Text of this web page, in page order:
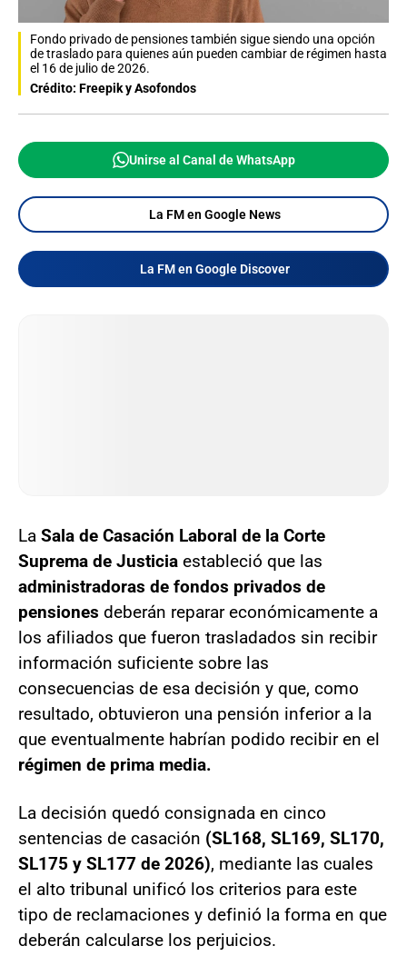
Fondo privado de pensiones también sigue siendo una opción
de traslado para quienes aún pueden cambiar de régimen hasta
el 16 de julio de 2026.
Crédito: Freepik y Asofondos
Unirse al Canal de WhatsApp
La FM en Google News
La FM en Google Discover
La Sala de Casación Laboral de la Corte
Suprema de Justicia estableció que las
administradoras de fondos privados de
pensiones deberán reparar económicamente a
los afiliados que fueron trasladados sin recibir
información suficiente sobre las
consecuencias de esa decisión y que, como
resultado, obtuvieron una pensión inferior a la
que eventualmente habrían podido recibir en el
régimen de prima media.
La decisión quedó consignada en cinco
sentencias de casación (SL168, SL169, SL170,
SL175 y SL177 de 2026), mediante las cuales
el alto tribunal unificó los criterios para este
tipo de reclamaciones y definió la forma en que
deberán calcularse los perjuicios.